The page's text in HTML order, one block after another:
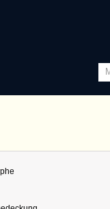
Referenznummer
Abmessungen
||